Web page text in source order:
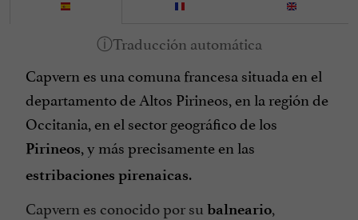
Capvern es una comuna francesa situada en el
departamento de Altos Pirineos, en la región de
Occitania, en el sector geográfico de los
Pirineos, y más precisamente en las
estribaciones pirenaicas.
Capvern es conocido por su balneario,